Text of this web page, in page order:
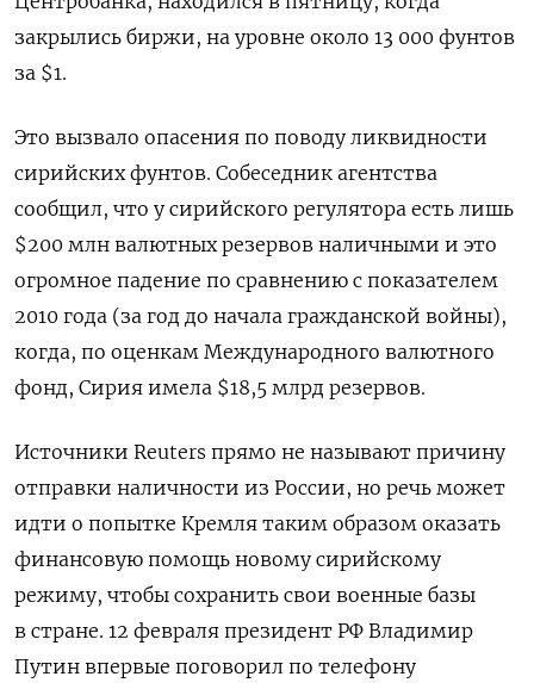
закрылись биржи, на уровне около 13 000 фунтов
за $1.
Это вызвало опасения по поводу ликвидности
сирийских фунтов. Собеседник агентства
сообщил, что у сирийского регулятора есть лишь
$200 млн валютных резервов наличными и это
огромное падение по сравнению с показателем
2010 года (за год до начала гражданской войны),
когда, по оценкам Международного валютного
фонд, Сирия имела $18,5 млрд резервов.
Источники Reuters прямо не называют причину
отправки наличности из России, но речь может
идти о попытке Кремля таким образом оказать
финансовую помощь новому сирийскому
режиму, чтобы сохранить свои военные базы
в стране. 12 февраля президент РФ Владимир
Путин впервые поговорил по телефону